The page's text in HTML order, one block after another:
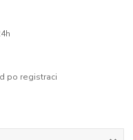
po registraci